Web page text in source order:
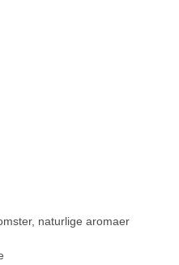
naturlige aromaer